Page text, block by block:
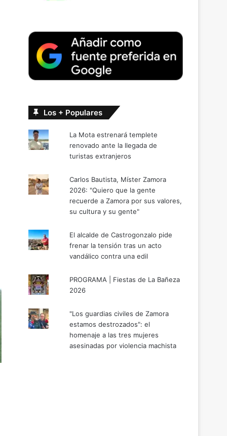
Los + Populares
La Mota estrenará templete
renovado ante la llegada de
turistas extranjeros
Carlos Bautista, Míster Zamora
2026: "Quiero que la gente
recuerde a Zamora por sus valores,
su cultura y su gente"
El alcalde de Castrogonzalo pide
frenar la tensión tras un acto
vandálico contra una edil
PROGRAMA | Fiestas de La Bañeza
2026
"Los guardias civiles de Zamora
estamos destrozados": el
homenaje a las tres mujeres
asesinadas por violencia machista